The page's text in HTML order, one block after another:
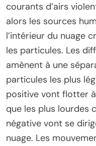
courants d’airs
alors les sources
l’intérieur du nuage
les particules. Les
amènent à une
particules les plus
positive vont flotter
que les plus lourdes
négative vont se
nuage. Les